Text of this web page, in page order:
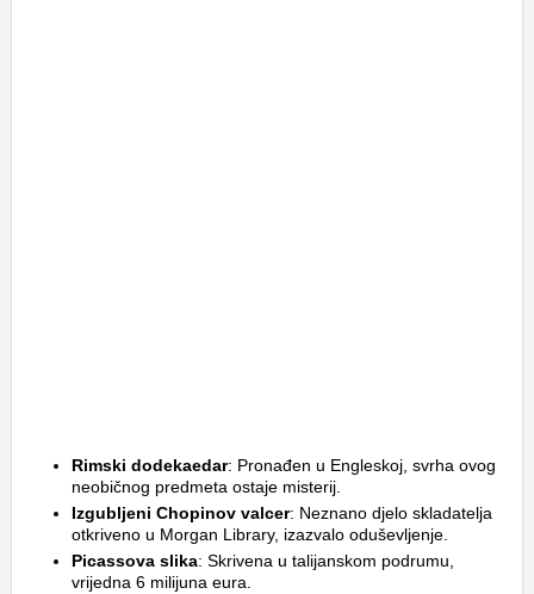
Rimski dodekaedar: Pronađen u Engleskoj, svrha ovog
neobičnog predmeta ostaje misterij.
Izgubljeni Chopinov valcer: Neznano djelo skladatelja
otkriveno u Morgan Library, izazvalo oduševljenje.
Picassova slika: Skrivena u talijanskom podrumu,
vrijedna 6 milijuna eura.